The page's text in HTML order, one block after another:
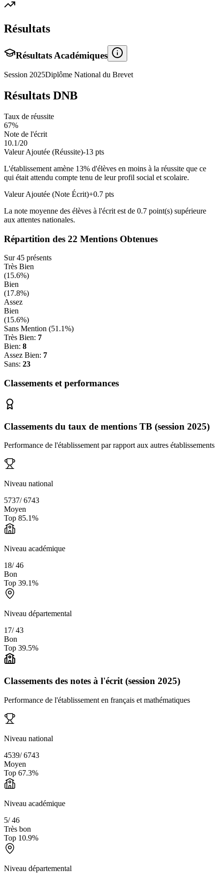
Résultats
Résultats Académiques
Session 2025Diplôme National du Brevet
Résultats DNB
Taux de réussite
67%
Note de l'écrit
10.1/20
Valeur Ajoutée (Réussite)-13 pts
L'établissement amène 13% d'élèves en moins à la réussite que ce
qui était attendu compte tenu de leur profil social et scolaire.
Valeur Ajoutée (Note Écrit)+0.7 pts
La note moyenne des élèves à l'écrit est de 0.7 point(s) supérieure
aux attentes nationales.
Répartition des 22 Mentions Obtenues
Sur45 présents
Très Bien
(15.6%)
Bien
(17.8%)
Assez
Bien
(15.6%)
Sans Mention (51.1%)
Très Bien: 7
Bien: 8
Assez Bien: 7
Sans: 23
Classements et performances
Classements du taux de mentions TB (session 2025)
Performance de l'établissement par rapport aux autres établissements
Niveau national
5737/6743
Moyen
Top 85.1%
Niveau académique
18/46
Bon
Top 39.1%
Niveau départemental
17/43
Bon
Top 39.5%
Classements des notes à l'écrit (session 2025)
Performance de l'établissement en français et mathématiques
Niveau national
4539/6743
Moyen
Top 67.3%
Niveau académique
5/46
Très bon
Top 10.9%
Niveau départemental